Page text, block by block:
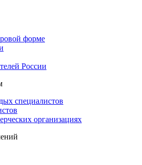
форме
России
специалистов
организациях